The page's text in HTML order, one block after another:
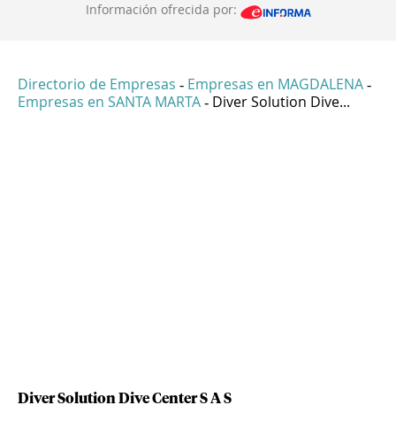
Información ofrecida por:
Directorio de Empresas - Empresas en MAGDALENA -
Empresas en SANTA MARTA - Diver Solution Dive...
Diver Solution Dive Center S A S